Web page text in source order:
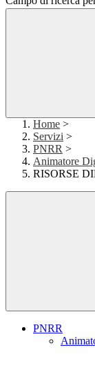
Home >
Servizi >
PNRR >
Animatore
RISORSE
PNRR